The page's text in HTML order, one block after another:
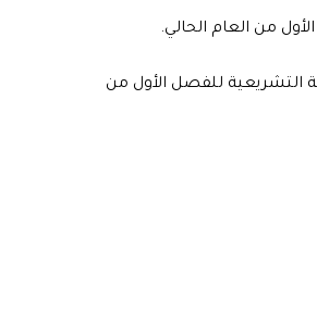
من العام الحالي.
التشريعية للفصل الأول من